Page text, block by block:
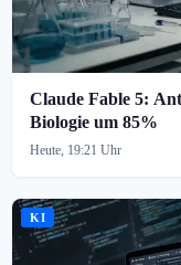
Claude Fable 5:
Biologie um 85%
Heute, 19:21 Uhr
KI